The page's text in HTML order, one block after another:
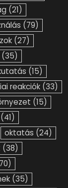
(21)
(79)
(27)
(35)
(15)
reakciók (33)
(15)
(41)
oktatás (24)
(38)
(35)